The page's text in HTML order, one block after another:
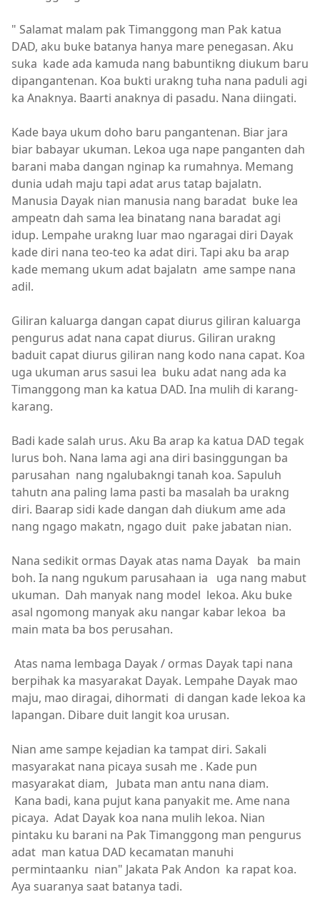
" Salamat malam pak Timanggong man Pak katua
DAD, aku buke batanya hanya mare penegasan. Aku
suka kade ada kamuda nang babuntikng diukum baru
dipangantenan. Koa bukti urakng tuha nana paduli agi
ka Anaknya. Baarti anaknya di pasadu. Nana diingati.
Kade baya ukum doho baru pangantenan. Biar jara
biar babayar ukuman. Lekoa uga nape panganten dah
barani maba dangan nginap ka rumahnya. Memang
dunia udah maju tapi adat arus tatap bajalatn.
Manusia Dayak nian manusia nang baradat buke lea
ampeatn dah sama lea binatang nana baradat agi
idup. Lempahe urakng luar mao ngaragai diri Dayak
kade diri nana teo-teo ka adat diri. Tapi aku ba arap
kade memang ukum adat bajalatn ame sampe nana
adil.
Giliran kaluarga dangan capat diurus giliran kaluarga
pengurus adat nana capat diurus. Giliran urakng
baduit capat diurus giliran nang kodo nana capat. Koa
uga ukuman arus sasui lea buku adat nang ada ka
Timanggong man ka katua DAD. Ina mulih di karang-
karang.
Badi kade salah urus. Aku Ba arap ka katua DAD tegak
lurus boh. Nana lama agi ana diri basinggungan ba
parusahan nang ngalubakngi tanah koa. Sapuluh
tahutn ana paling lama pasti ba masalah ba urakng
diri. Baarap sidi kade dangan dah diukum ame ada
nang ngago makatn, ngago duit pake jabatan nian.
Nana sedikit ormas Dayak atas nama Dayak ba main
boh. Ia nang ngukum parusahaan ia uga nang mabut
ukuman. Dah manyak nang model lekoa. Aku buke
asal ngomong manyak aku nangar kabar lekoa ba
main mata ba bos perusahan.
Atas nama lembaga Dayak / ormas Dayak tapi nana
berpihak ka masyarakat Dayak. Lempahe Dayak mao
maju, mao diragai, dihormati di dangan kade lekoa ka
lapangan. Dibare duit langit koa urusan.
Nian ame sampe kejadian ka tampat diri. Sakali
masyarakat nana picaya susah me . Kade pun
masyarakat diam, Jubata man antu nana diam.
Kana badi, kana pujut kana panyakit me. Ame nana
picaya. Adat Dayak koa nana mulih lekoa. Nian
pintaku ku barani na Pak Timanggong man pengurus
adat man katua DAD kecamatan manuhi
permintaanku nian" Jakata Pak Andon ka rapat koa.
Aya suaranya saat batanya tadi.